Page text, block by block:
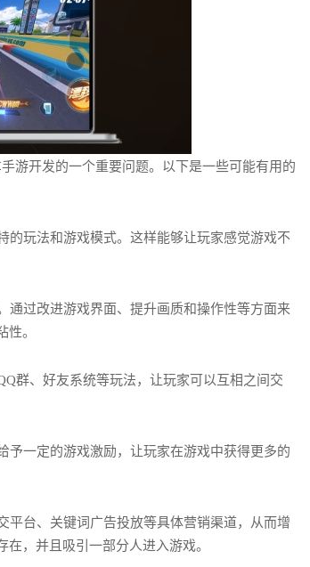
游开发的一个重要问题。以下是一些可能有用的
的玩法和游戏模式。这样能够让玩家感觉游戏不
通过改进游戏界面、提升画质和操作性等方面来
。
群、好友系统等玩法，让玩家可以互相之间交
予一定的游戏激励，让玩家在游戏中获得更多的
平台、关键词广告投放等具体营销渠道，从而增
，并且吸引一部分人进入游戏。